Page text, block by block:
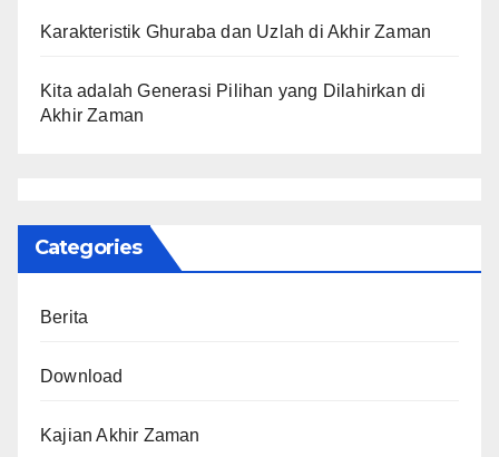
Karakteristik Ghuraba dan Uzlah di Akhir Zaman
Kita adalah Generasi Pilihan yang Dilahirkan di
Akhir Zaman
Categories
Berita
Download
Kajian Akhir Zaman